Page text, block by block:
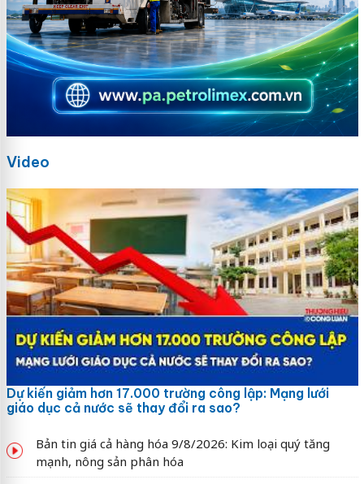
Video
Dự kiến giảm hơn 17.000 trường công lập: Mạng lưới
giáo dục cả nước sẽ thay đổi ra sao?
Bản tin giá cả hàng hóa 9/8/2026: Kim loại quý tăng
mạnh, nông sản phân hóa